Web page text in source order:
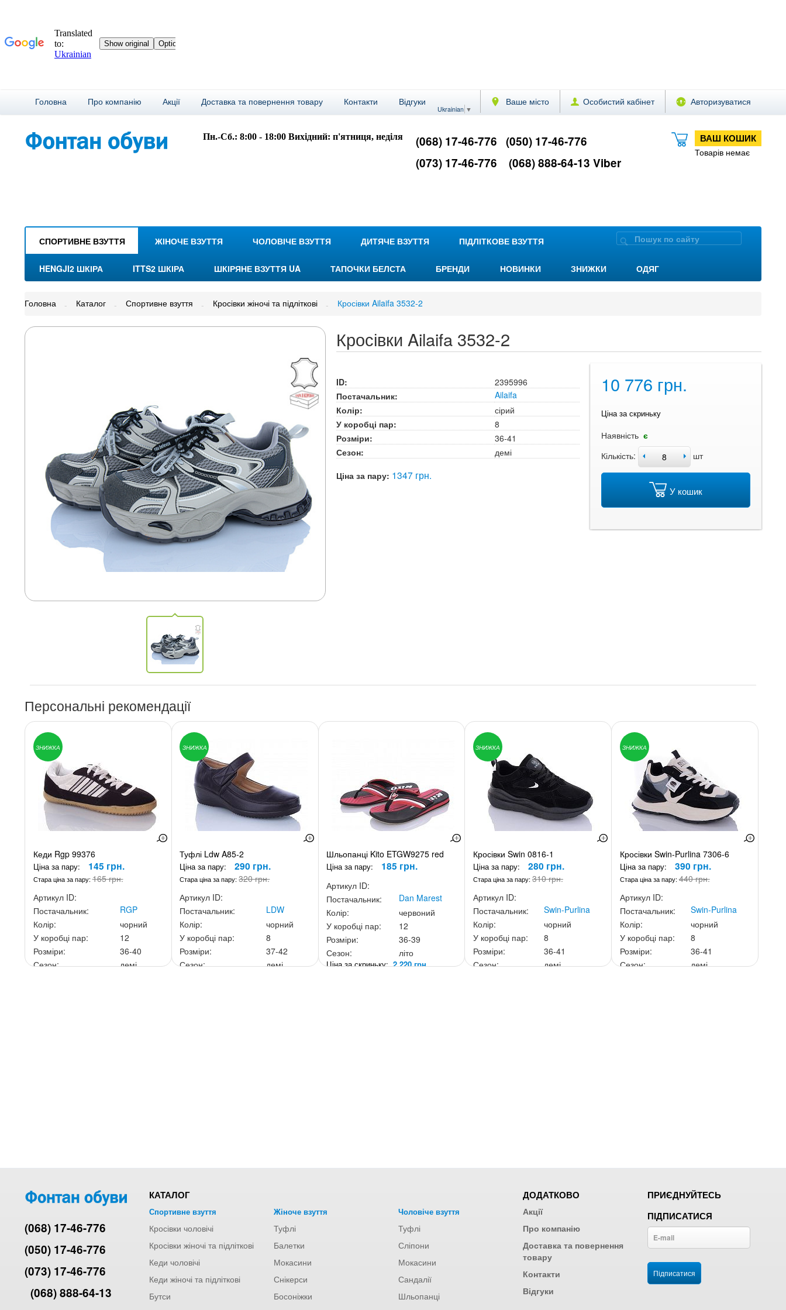
Ваше місто Особистий кабінет Авторизуватися
Головна Про компанію Акції Доставка та повернення товару Контакти Відгуки
Ukrainian ▼
ВАШ КОШИК
Товарів немає
Пн.-Сб.: 8:00 - 18:00 Вихідний: п'ятниця, неділя (068) 17-46-776 (050) 17-46-776
(073) 17-46-776
(068) 888-64-13 Viber
СПОРТИВНЕ ВЗУТТЯ ЖІНОЧЕ ВЗУТТЯ ЧОЛОВІЧЕ ВЗУТТЯ ДИТЯЧЕ ВЗУТТЯ ПІДЛІТКОВЕ ВЗУТТЯ
HENGJI2 ШКІРА ITTS2 ШКІРА ШКІРЯНЕ ВЗУТТЯ UA ТАПОЧКИ БЕЛСТА БРЕНДИ НОВИНКИ ЗНИЖКИ ОДЯГ
Головна Каталог Спортивне взуття Кросівки жіночі та підліткові Кросівки Ailaifa 3532-2
Кросівки Ailaifa 3532-2
ID:
2395996
Постачальник:
Ailaifa
Колір:
сірий
У коробці пар:
8
Розміри:
36-41
Сезон:
демі
Ціна за пару: 1347 грн.
10 776 грн.
Ціна за скриньку
Наявність є
Кількість:
шт
У кошик
Персональні рекомендації
ЗНИЖКА
Кеди Rgp 99376
Ціна за пару: 145 грн.
Стара ціна за пару:165 грн.
Артикул ID:
Постачальник:
RGP
Колір:
чорний
У коробці пар:
12
Розміри:
36-40
Сезон:
демі
ЗНИЖКА
Туфлі Ldw A85-2
Ціна за пару: 290 грн.
Стара ціна за пару:320 грн.
Артикул ID:
Постачальник:
LDW
Колір:
чорний
У коробці пар:
8
Розміри:
37-42
Сезон:
демі
Шльопанці Kito ETGW9275 red
Ціна за пару: 185 грн.
Артикул ID:
Постачальник:
Dan Marest
Колір:
червоний
У коробці пар:
12
Розміри:
36-39
Сезон:
літо
Ціна за скриньку:2 220 грн.
ЗНИЖКА
Кросівки Swin 0816-1
Ціна за пару: 280 грн.
Стара ціна за пару: 310 грн.
Артикул ID:
Постачальник:
Swin-Purlina
Колір:
чорний
У коробці пар:
8
Розміри:
36-41
Сезон:
демі
ЗНИЖКА
Кросівки Swin-Purlina 7306-6
Ціна за пару: 390 грн.
Стара ціна за пару:440 грн.
Артикул ID:
Постачальник:
Swin-Purlina
Колір:
чорний
У коробці пар:
8
Розміри:
36-41
Сезон:
демі
(068) 17-46-776
(050) 17-46-776
(073) 17-46-776
(068) 888-64-13
КАТАЛОГ
Спортивне взуття
Кросівки чоловічі
Кросівки жіночі та підліткові
Кеди чоловічі
Кеди жіночі та підліткові
Бутси
Жіноче взуття
Туфлі
Балетки
Мокасини
Снікерси
Босоніжки
Чоловіче взуття
Туфлі
Сліпони
Мокасини
Сандалії
Шльопанці
ДОДАТКОВО
Акції
Про компанію
Доставка та повернення
товару
Контакти
Відгуки
ПРИЄДНУЙТЕСЬ
ПІДПИСАТИСЯ